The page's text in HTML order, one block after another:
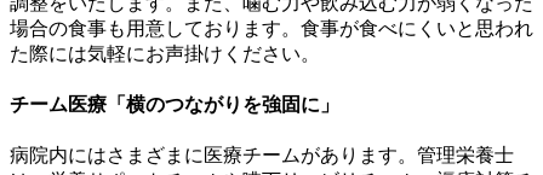
場合の食事も用意しております。食事が食べにくいと思われ
た際には気軽にお声掛けください。
チーム医療「横のつながりを強固に」
病院内にはさまざまに医療チームがあります。管理栄養士